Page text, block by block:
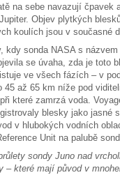
na sebe navazují čpavek
Objev plytkých
koulích jsou v současné
kdy sonda NASA s
se úvaha, zda je toto
ve všech fázích – v
45 až 65 km níže pod
které zamrzá voda.
blesky jako jasné
v hlubokých vodních
Unit na palubě
sondy Juno nad
– které mají původ v